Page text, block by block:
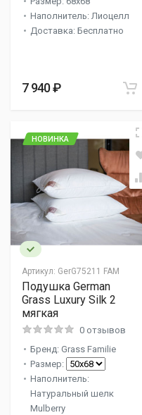
Наполнитель: Лиоцелл
Доставка: Бесплатно
7 940 ₽
Артикул: GerG75211 FAM
НОВИНКА
Подушка German
Grass Luxury Silk 2
мягкая
0 отзывов
Бренд: Grass Familie
Размер:
Наполнитель:
Натуральный шелк
Mulberry